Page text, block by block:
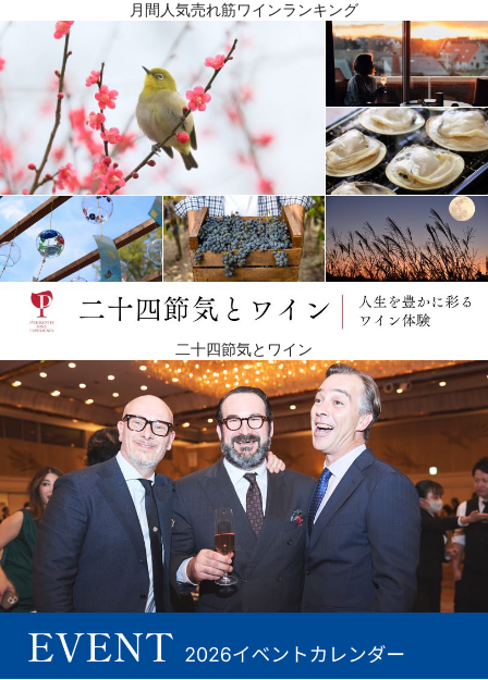
月間人気売れ筋ワインランキング
二十四節気とワイン